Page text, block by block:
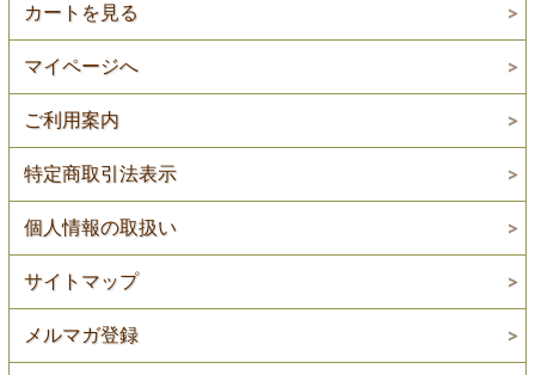
カートを見る
マイページへ
ご利用案内
特定商取引法表示
個人情報の取扱い
サイトマップ
メルマガ登録